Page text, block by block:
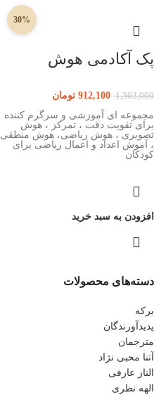
دسته‌های محصولات
برکه
پدیدآورندگان
مترجمان
آتنا محبی نژاد
الناز عارفی
الهه نظری
30%
پک آکادمی هوش
1,303,000
912,100 تومان
مجموعه ای آموزشی و سرگرم کننده
برای تقویت دقت ، تمرکز ، هوش
تصویری ، هوش ریاضی، هوش منطقی
، آموش اعداد و اعمال ریاضی برای
کودکان
افزودن به سبد خرید